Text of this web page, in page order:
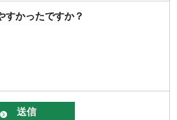
すかったですか？